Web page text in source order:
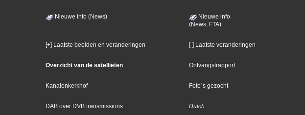
Nieuwe info (News)
Nieuwe info
(News, FTA)
[+] Laatste beelden en veranderingen [-] Laatste veranderingen
Overzicht van de satellieten Ontvangstrapport
Kanalenkerkhof Foto´s gezocht
DAB over DVB transmissions
Dutch